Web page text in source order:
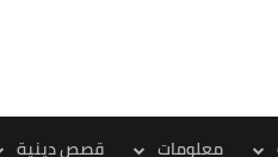
معلومات قصص دينية